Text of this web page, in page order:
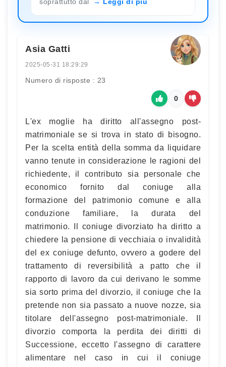
Asia Gatti
2025-05-31 18:29:29
Numero di risposte : 23
0
L'ex moglie ha diritto all'assegno post-
matrimoniale se si trova in stato di bisogno.
Per la scelta entità della somma da liquidare
vanno tenute in considerazione le ragioni del
richiedente, il contributo sia personale che
economico fornito dal coniuge alla
formazione del patrimonio comune e alla
conduzione familiare, la durata del
matrimonio. Il coniuge divorziato ha diritto a
chiedere la pensione di vecchiaia o invalidità
del ex coniuge defunto, ovvero a godere del
trattamento di reversibilità a patto che il
rapporto di lavoro da cui derivano le somme
sia sorto prima del divorzio, il coniuge che la
pretende non sia passato a nuove nozze, sia
titolare dell'assegno post-matrimoniale. Il
divorzio comporta la perdita dei diritti di
Successione, eccetto l'assegno di carattere
alimentare nel caso in cui il coniuge